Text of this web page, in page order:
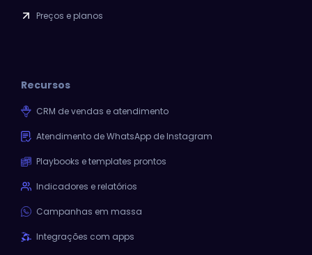
Preços e planos
Recursos
CRM de vendas e atendimento
Atendimento de WhatsApp de Instagram
Playbooks e templates prontos
Indicadores e relatórios
Campanhas em massa
Integrações com apps